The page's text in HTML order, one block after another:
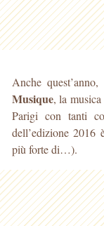
Anche
Musique, la
Parigi con tanti
dell’edizione
più forte di…).